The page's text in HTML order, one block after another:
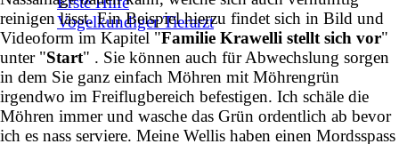
Vogelkundiger Tierarzt
reinigen lässt. Ein Beispiel hierzu findet sich in Bild und
Videoform im Kapitel "Familie Krawelli stellt sich vor"
unter "Start" . Sie können auch für Abwechslung sorgen
in dem Sie ganz einfach Möhren mit Möhrengrün
irgendwo im Freiflugbereich befestigen. Ich schäle die
Möhren immer und wasche das Grün ordentlich ab bevor
ich es nass serviere. Meine Wellis haben einen Mordsspass